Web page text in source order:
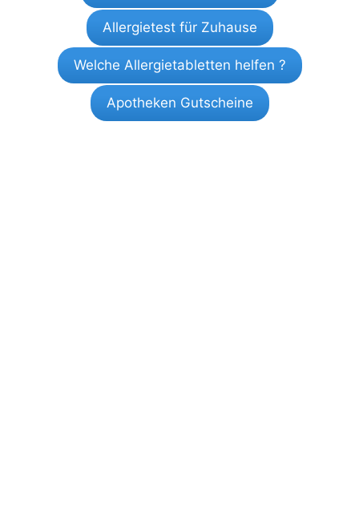
Allergietest für Zuhause
Welche Allergietabletten helfen ?
Apotheken Gutscheine